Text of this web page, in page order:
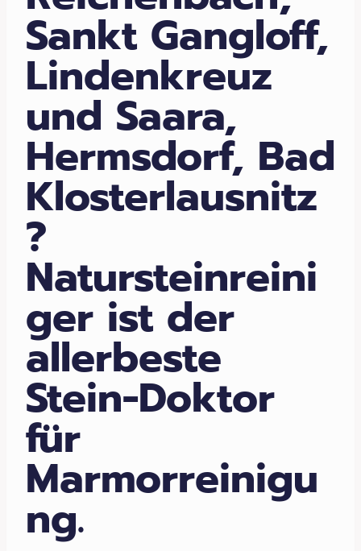
Sankt Gangloff,
Lindenkreuz
und Saara,
Hermsdorf, Bad
Klosterlausnitz
?
Natursteinreini
ger ist der
allerbeste
Stein-Doktor
für
Marmorreinigu
ng.